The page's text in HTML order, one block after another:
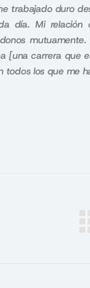
trabajado duro
día. Mi
[una carrera
los que me